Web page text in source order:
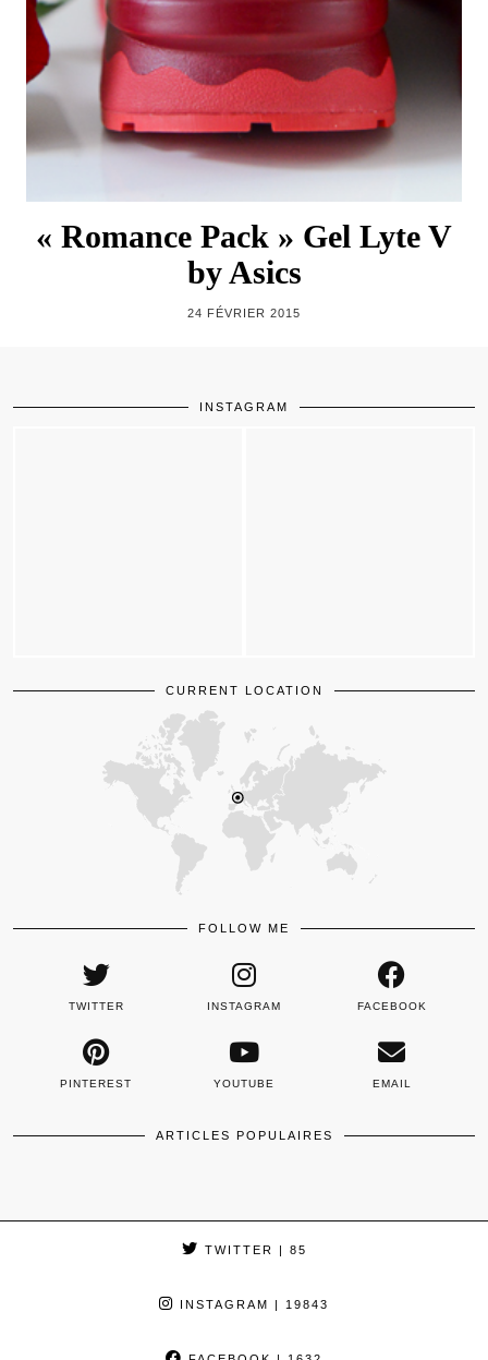
« Romance Pack » Gel Lyte V
by Asics
24 FÉVRIER 2015
INSTAGRAM
CURRENT LOCATION
FOLLOW ME
TWITTER INSTAGRAM FACEBOOK
PINTEREST YOUTUBE EMAIL
ARTICLES POPULAIRES
TWITTER | 85
INSTAGRAM | 19843